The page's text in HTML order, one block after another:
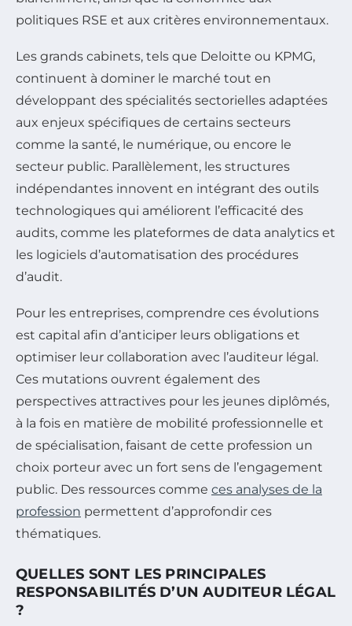
politiques RSE et aux critères environnementaux.
Les grands cabinets, tels que Deloitte ou KPMG,
continuent à dominer le marché tout en
développant des spécialités sectorielles adaptées
aux enjeux spécifiques de certains secteurs
comme la santé, le numérique, ou encore le
secteur public. Parallèlement, les structures
indépendantes innovent en intégrant des outils
technologiques qui améliorent l’efficacité des
audits, comme les plateformes de data analytics et
les logiciels d’automatisation des procédures
d’audit.
Pour les entreprises, comprendre ces évolutions
est capital afin d’anticiper leurs obligations et
optimiser leur collaboration avec l’auditeur légal.
Ces mutations ouvrent également des
perspectives attractives pour les jeunes diplômés,
à la fois en matière de mobilité professionnelle et
de spécialisation, faisant de cette profession un
choix porteur avec un fort sens de l’engagement
public. Des ressources comme ces analyses de la
profession permettent d’approfondir ces
thématiques.
QUELLES SONT LES PRINCIPALES
RESPONSABILITÉS D’UN AUDITEUR LÉGAL
?